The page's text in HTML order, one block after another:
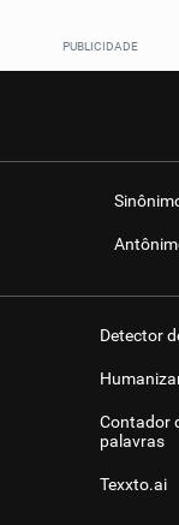
Detector
Contador
palavras
Texxto.ai